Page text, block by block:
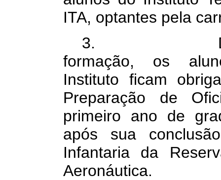
ITA, optantes pela
3. Devido
formação, os
Instituto ficam
Preparação de
primeiro ano de
após sua
Infantaria da
Aeronáutica.